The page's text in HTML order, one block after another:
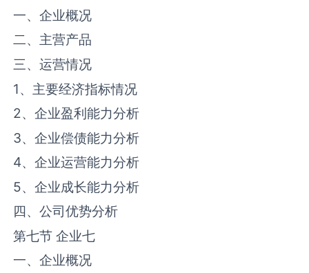
一、企业概况
二、主营产品
三、运营情况
1、主要经济指标情况
2、企业盈利能力分析
3、企业偿债能力分析
4、企业运营能力分析
5、企业成长能力分析
四、公司优势分析
第七节 企业七
一、企业概况